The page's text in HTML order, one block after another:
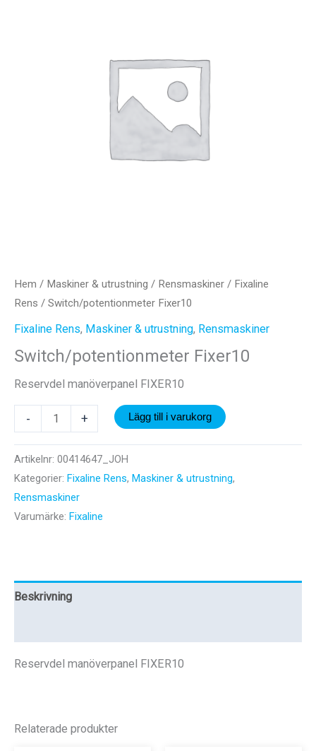
Hem / Maskiner & utrustning / Rensmaskiner / Fixaline
Rens / Switch/potentionmeter Fixer10
Fixaline Rens, Maskiner & utrustning, Rensmaskiner
Switch/potentionmeter Fixer10
Reservdel manöverpanel FIXER10
-
Switch/potentionmeter
Fixer10
mängd
+ Lägg till i varukorg
Artikelnr: 00414647_JOH
Kategorier: Fixaline Rens, Maskiner & utrustning,
Rensmaskiner
Varumärke: Fixaline
Beskrivning
Reservdel manöverpanel FIXER10
Relaterade produkter